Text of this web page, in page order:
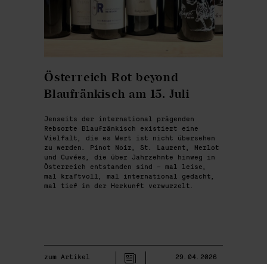
Österreich Rot beyond
Blaufränkisch am 15. Juli
Jenseits der international prägenden
Rebsorte Blaufränkisch existiert eine
Vielfalt, die es Wert ist nicht übersehen
zu werden. Pinot Noir, St. Laurent, Merlot
und Cuvées, die über Jahrzehnte hinweg in
Österreich entstanden sind – mal leise,
mal kraftvoll, mal international gedacht,
mal tief in der Herkunft verwurzelt.
zum Artikel 29.04.2026